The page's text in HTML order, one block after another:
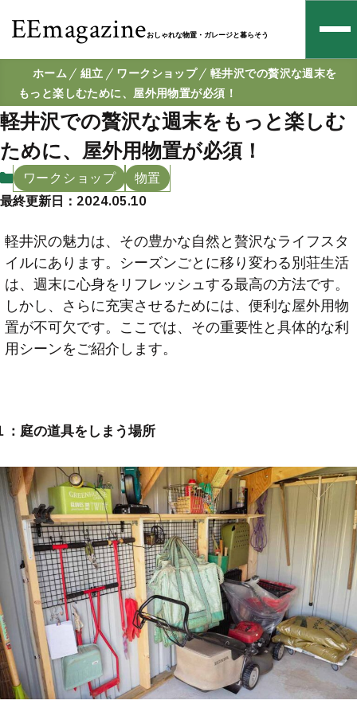
EEmagazineおしゃれな物置・ガレージと暮らそう
ホーム 組立 ワークショップ
軽井沢での贅沢な週末を
もっと楽しむために、屋外用物置が必須！
軽井沢での贅沢な週末をもっと楽しむ
ために、屋外用物置が必須！
ワークショップ
物置
最終更新日：2024.05.10
軽井沢の魅力は、その豊かな自然と贅沢なライフスタ
イルにあります。シーズンごとに移り変わる別荘生活
は、週末に心身をリフレッシュする最高の方法です。
しかし、さらに充実させるためには、便利な屋外用物
置が不可欠です。ここでは、その重要性と具体的な利
用シーンをご紹介します。
： 庭の道具をしまう場所